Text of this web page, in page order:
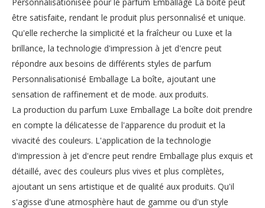
être satisfaite, rendant le produit plus personnalisé et unique.
Qu'elle recherche la simplicité et la fraîcheur ou Luxe et la
brillance, la technologie d'impression à jet d'encre peut
répondre aux besoins de différents styles de parfum
Personnalisationisé Emballage La boîte, ajoutant une
sensation de raffinement et de mode. aux produits.
La production du parfum Luxe Emballage La boîte doit prendre
en compte la délicatesse de l'apparence du produit et la
vivacité des couleurs. L'application de la technologie
d'impression à jet d'encre peut rendre Emballage plus exquis et
détaillé, avec des couleurs plus vives et plus complètes,
ajoutant un sens artistique et de qualité aux produits. Qu'il
s'agisse d'une atmosphère haut de gamme ou d'un style